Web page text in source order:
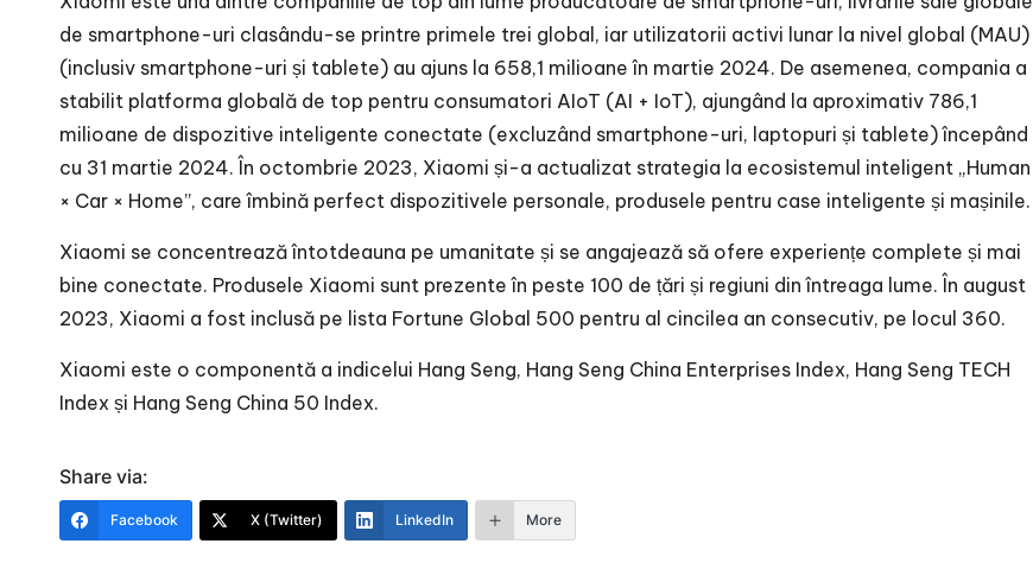
de smartphone-uri clasându-se printre primele trei global, iar utilizatorii activi lunar la nivel global (MAU)
(inclusiv smartphone-uri și tablete) au ajuns la 658,1 milioane în martie 2024. De asemenea, compania a
stabilit platforma globală de top pentru consumatori AIoT (AI + IoT), ajungând la aproximativ 786,1
milioane de dispozitive inteligente conectate (excluzând smartphone-uri, laptopuri și tablete) începând
cu 31 martie 2024. În octombrie 2023, Xiaomi și-a actualizat strategia la ecosistemul inteligent „Human
× Car × Home”, care îmbină perfect dispozitivele personale, produsele pentru case inteligente și mașinile.
Xiaomi se concentrează întotdeauna pe umanitate și se angajează să ofere experiențe complete și mai
bine conectate. Produsele Xiaomi sunt prezente în peste 100 de țări și regiuni din întreaga lume. În august
2023, Xiaomi a fost inclusă pe lista Fortune Global 500 pentru al cincilea an consecutiv, pe locul 360.
Xiaomi este o componentă a indicelui Hang Seng, Hang Seng China Enterprises Index, Hang Seng TECH
Index și Hang Seng China 50 Index.
Share via:
Facebook X (Twitter) LinkedIn More